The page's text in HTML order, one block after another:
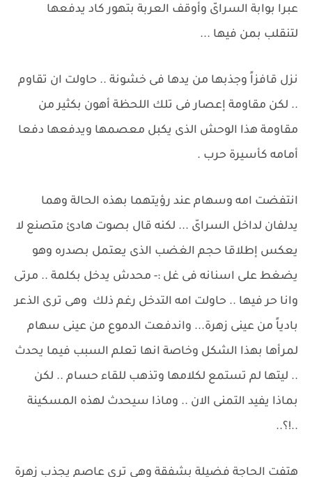
عبرا بوابة السراىّ وأوقف العربة بتهور كاد يدفعها
لتنقلب بمن فيها ...
نزل قافزاً وجذبها من يدها فى خشونة .. حاولت ان تقاوم
.. لكن مقاومة إعصار فى تلك اللحظة أهون بكثير من
مقاومة هذا الوحش الذى يكبل معصمها ويدفعها دفعا
أمامه كأسيرة حرب .
انتفضت امه وسهام عند رؤيتهما بهذه الحالة وهما
يدلفان لداخل السراىّ ... لكنه قال بصوت هادئ متصنع لا
يعكس إطلاقا حجم الغضب الذى يعتمل بصدره وهو
يضغط على اسنانه فى غل :- محدش يدخل بكلمة .. مرتى
وانا حر فيها .. حاولت امه التدخل رغم ذلك وهى ترى الذعر
بادياً من عينى زهرة... واندفعت الدموع من عينى سهام
لمرأها بهذا الشكل وخاصة انها تعلم السبب فيما يحدث
.. ليتها لم تستمع لكلامها وتذهب للقاء حسام .. لكن
بماذا يفيد التمنى الان .. وماذا سيحدث لهذه المسكينة
..!؟..
هتفت الحاجة فضيلة بشفقة وهى ترى عاصم يجذب زهرة